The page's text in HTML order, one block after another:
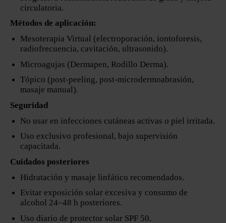
circulatoria.
Métodos de aplicación:
Mesoterapia Virtual (electroporación, iontoforesis,
radiofrecuencia, cavitación, ultrasonido).
Microagujas (Dermapen, Rodillo Derma).
Tópico (post-peeling, post-microdermoabrasión,
masaje manual).
Seguridad
No usar en infecciones cutáneas activas o piel irritada.
Uso exclusivo profesional, bajo supervisión
capacitada.
Cuidados posteriores
Hidratación y masaje linfático recomendados.
Evitar exposición solar excesiva y consumo de
alcohol 24–48 h posteriores.
Uso diario de protector solar SPF 50.